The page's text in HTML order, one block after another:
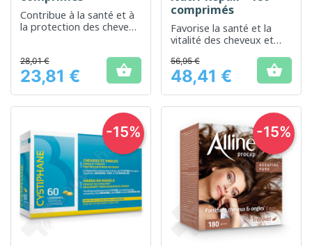
Contribue à la santé et à
la protection des cheveux
Prix
28,01 €
23,81 € 
comprimés
Favorise la santé et la
vitalité des cheveux et
Prix
56,95 €
48,41 € 
-15% -15%